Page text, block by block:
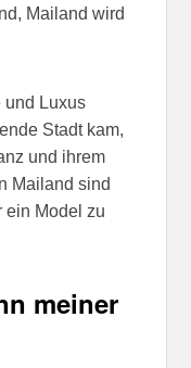
Mailand wird
und Luxus
Stadt kam,
und ihrem
Mailand sind
ein Model zu
meiner